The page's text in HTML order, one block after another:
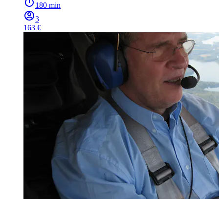
180 min
3
163 €